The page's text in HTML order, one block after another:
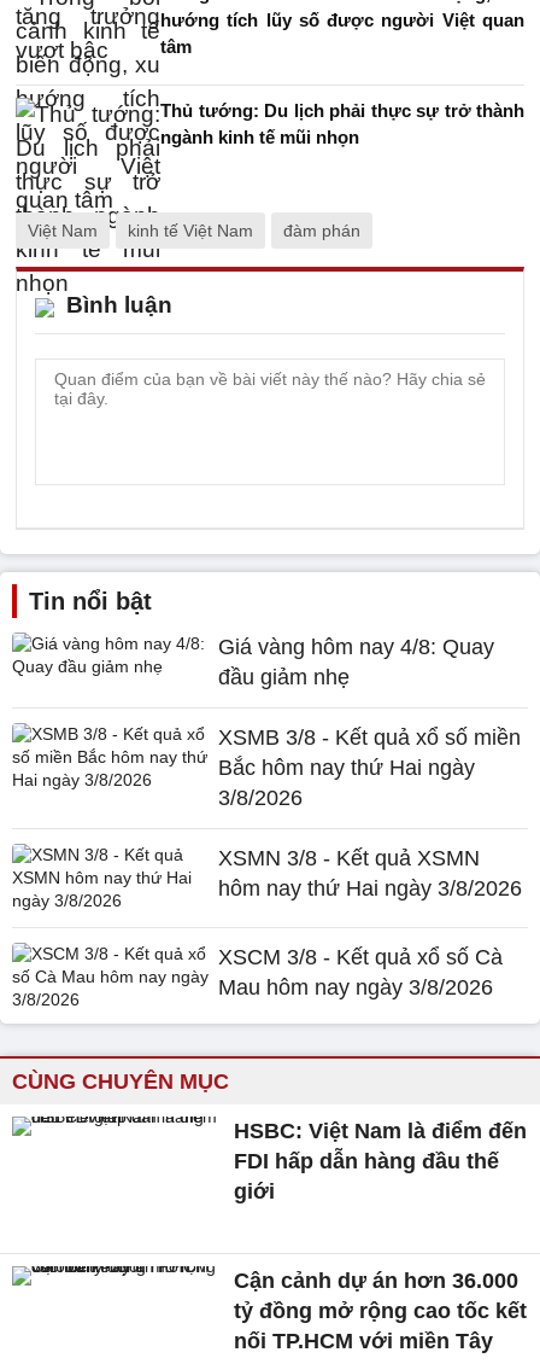
hướng tích lũy số được người Việt quan
tâm
Thủ tướng: Du lịch phải thực sự trở thành
ngành kinh tế mũi nhọn
Việt Nam kinh tế Việt Nam đàm phán
Bình luận
Tin nổi bật
Giá vàng hôm nay 4/8: Quay
đầu giảm nhẹ
XSMB 3/8 - Kết quả xổ số miền
Bắc hôm nay thứ Hai ngày
3/8/2026
XSMN 3/8 - Kết quả XSMN
hôm nay thứ Hai ngày 3/8/2026
XSCM 3/8 - Kết quả xổ số Cà
Mau hôm nay ngày 3/8/2026
CÙNG CHUYÊN MỤC
HSBC: Việt Nam là điểm đến
FDI hấp dẫn hàng đầu thế
giới
Cận cảnh dự án hơn 36.000
tỷ đồng mở rộng cao tốc kết
nối TP.HCM với miền Tây